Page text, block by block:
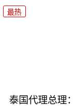
最热
泰国代理总理